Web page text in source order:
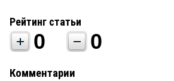
Рейтинг статьи
0 0
Комментарии